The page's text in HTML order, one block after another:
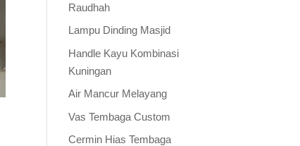
Raudhah
Lampu Dinding Masjid
Handle Kayu Kombinasi
Kuningan
Air Mancur Melayang
Vas Tembaga Custom
Cermin Hias Tembaga